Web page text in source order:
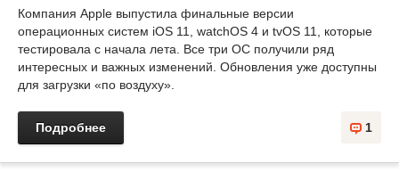
Компания Apple выпустила финальные версии
операционных систем iOS 11, watchOS 4 и tvOS 11, которые
тестировала с начала лета. Все три ОС получили ряд
интересных и важных изменений. Обновления уже доступны
для загрузки «по воздуху».
Подробнее 1